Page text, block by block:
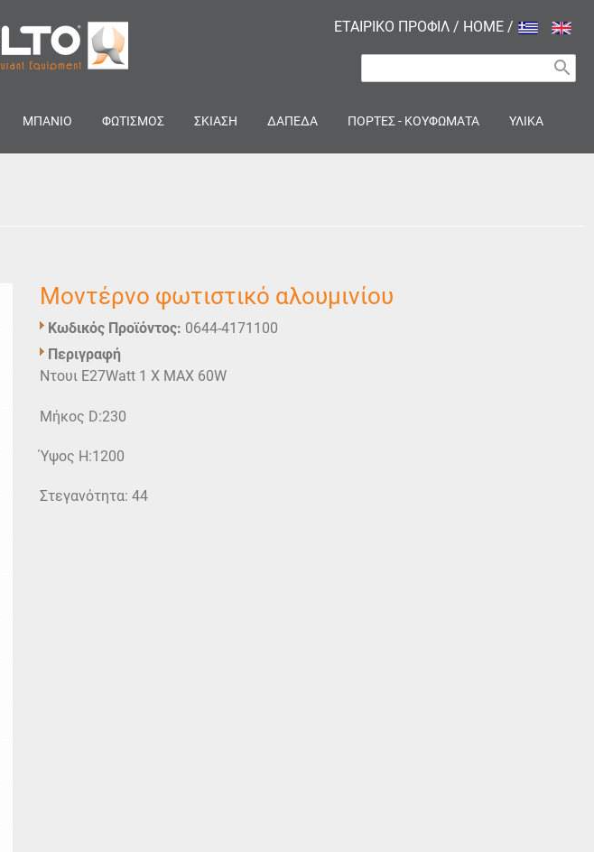
ΕΤΑΙΡΙΚΟ ΠΡΟΦΙΛ / HOME /
search
ΜΠΑΝΙΟ ΦΩΤΙΣΜΟΣ ΣΚΙΑΣΗ ΔΑΠΕΔΑ ΠΟΡΤΕΣ - ΚΟΥΦΩΜΑΤΑ ΥΛΙΚΑ
Μοντέρνο φωτιστικό αλουμινίου
Κωδικός Προϊόντος: 0644-4171100
Περιγραφή
Ντουι E27Watt 1 X MAX 60W
Μήκος D:230
Ύψος H:1200
Στεγανότητα: 44